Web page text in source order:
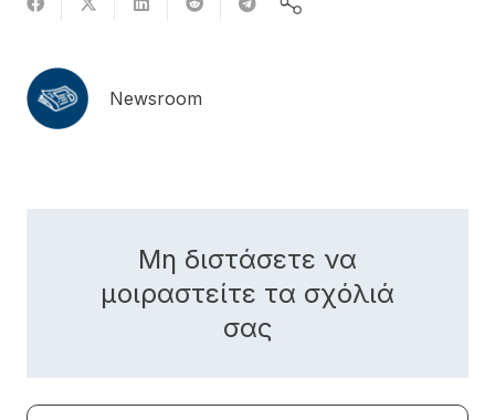
Newsroom
Μη διστάσετε να
μοιραστείτε τα σχόλιά
σας